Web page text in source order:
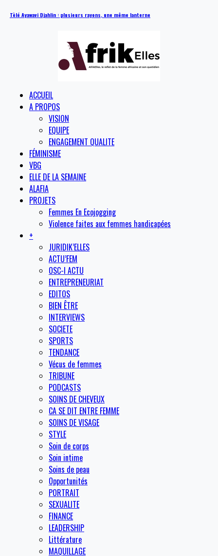
Tèlé Ayawavi Djahlin : plusieurs rayons, une même lanterne
ACCUEIL
A PROPOS
VISION
EQUIPE
ENGAGEMENT QUALITE
FÉMINISME
VBG
ELLE DE LA SEMAINE
ALAFIA
PROJETS
Femmes En Ecojogging
Violence faites aux femmes handicapées
+
JURIDIK’ELLES
ACTU’FEM
OSC-I ACTU
ENTREPRENEURIAT
EDITOS
BIEN ÊTRE
INTERVIEWS
SOCIETE
SPORTS
TENDANCE
Vécus de femmes
TRIBUNE
PODCASTS
SOINS DE CHEVEUX
CA SE DIT ENTRE FEMME
SOINS DE VISAGE
STYLE
Soin de corps
Soin intime
Soins de peau
Opportunités
PORTRAIT
SEXUALITE
FINANCE
LEADERSHIP
Littérature
MAQUILLAGE